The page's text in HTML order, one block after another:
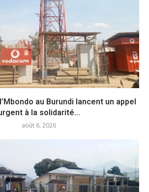
au Burundi lancent un appel
à la solidarité...
août 6, 2026